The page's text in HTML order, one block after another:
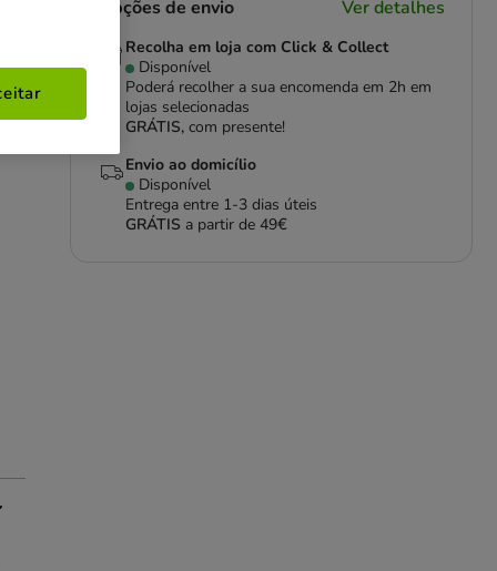
Opções de envio Ver detalhes
Recolha em loja com Click & Collect
Disponível
Poderá recolher a sua encomenda em 2h em
lojas selecionadas
GRÁTIS,com presente!
Envio ao domicílio
Disponível
Entrega entre 1-3 dias úteis
GRÁTIS a partir de 49€